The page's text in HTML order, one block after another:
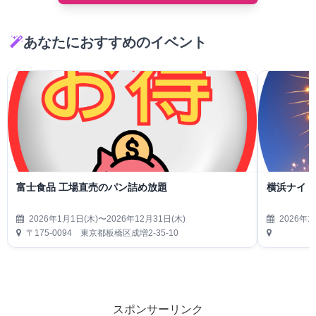
あなたにおすすめのイベント
富士食品 工場直売のパン詰め放題
2026年1月1日(木)〜2026年12月31日(木)
〒175-0094 東京都板橋区成増2-35-10
横浜ナイ
2026年1
スポンサーリンク